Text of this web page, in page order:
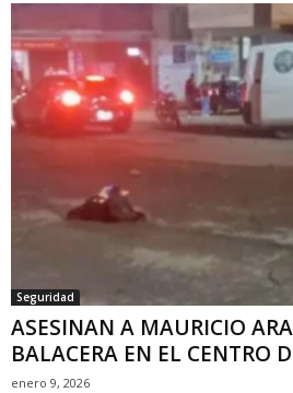
Seguridad
ASESINAN A MAURICIO
BALACERA EN EL CENTRO
enero 9, 2026